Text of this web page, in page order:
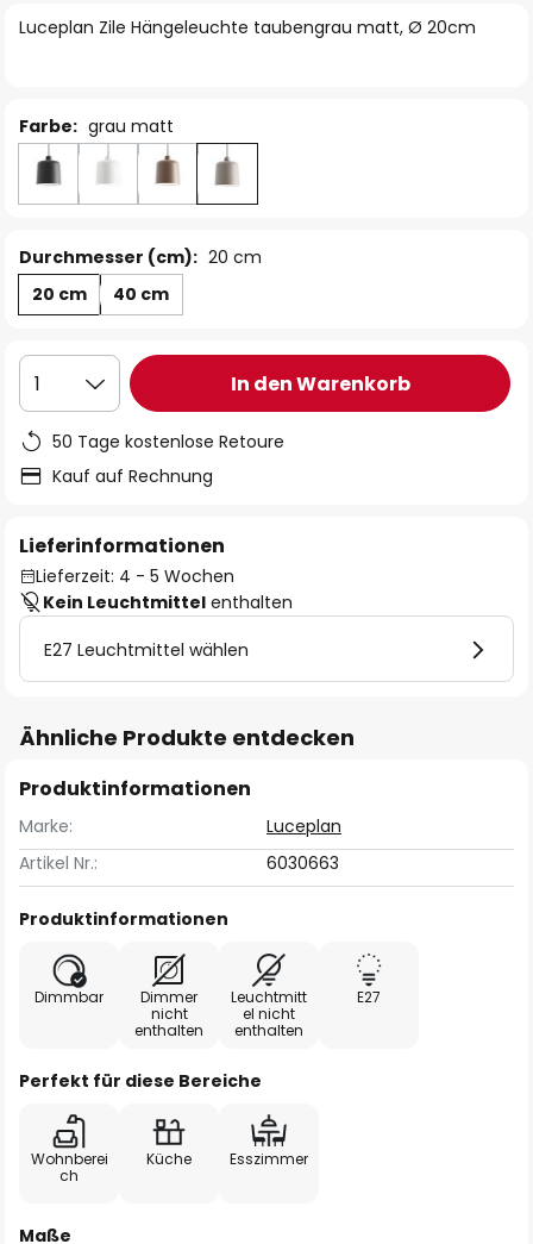
Luceplan Zile Hängeleuchte taubengrau matt, Ø 20cm
Farbe: grau matt
Durchmesser (cm): 20 cm
20 cm
40 cm
1 In den Warenkorb
50 Tage kostenlose Retoure
Kauf auf Rechnung
Lieferinformationen
Lieferzeit: 4 - 5 Wochen
Kein Leuchtmittel enthalten
E27 Leuchtmittel wählen
Ähnliche Produkte entdecken
Produktinformationen
Marke:
Luceplan
Artikel Nr.:
6030663
Produktinformationen
Dimmbar
Dimmer
nicht
enthalten
Leuchtmitt
el nicht
enthalten
E27
Perfekt für diese Bereiche
Wohnberei
ch
Küche Esszimmer
Maße